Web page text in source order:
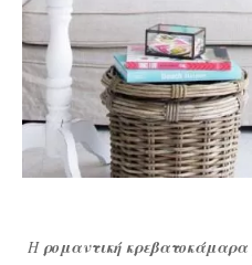
Η ρομαντική κρεβατοκάμαρα